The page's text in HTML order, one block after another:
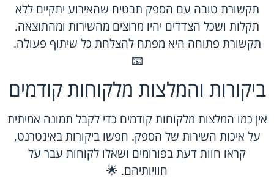
תקשורת טובה עם הספק תבטיח שהאירוע יתקיים ללא
תקלות ושכל הצדדים יהיו מרוצים מהשירות ומהתוצאה.
תקשורת פתוחה היא מפתח להצלחת כל שיתוף פעולה.
📧
ביקורות והמלצות מלקוחות קודמים
אין כמו המלצות מלקוחות קודמים כדי לקבל תמונה אמיתית
על איכות השירות של הספק. חפשו ביקורות באינטרנט,
קראו חוות דעת בפורומים ושאלו לקוחות עבר על
חוויותיהם. 🌟